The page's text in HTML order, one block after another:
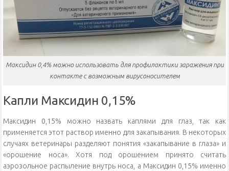
Максидин 0,4% можно использовать для профилактики заражения при
контакте с возможным вирусоносителем
Капли Максидин 0,15%
Максидин 0,15% можно назвать каплями для глаз, так как
применяется этот раствор именно для закапывания. В некоторых
случаях ветеринары разделяют понятия «закапывание в глаза» и
«орошение носа». Хотя под орошением принято считать
аэрозольное распыление внутрь носа, а Максидин 0,15% именно